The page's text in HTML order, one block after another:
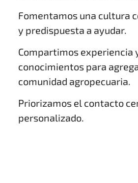
Fomentamos una cultura
y predispuesta a ayudar.
Compartimos experiencia
conocimientos para
comunidad agropecuaria.
Priorizamos el contacto
personalizado.